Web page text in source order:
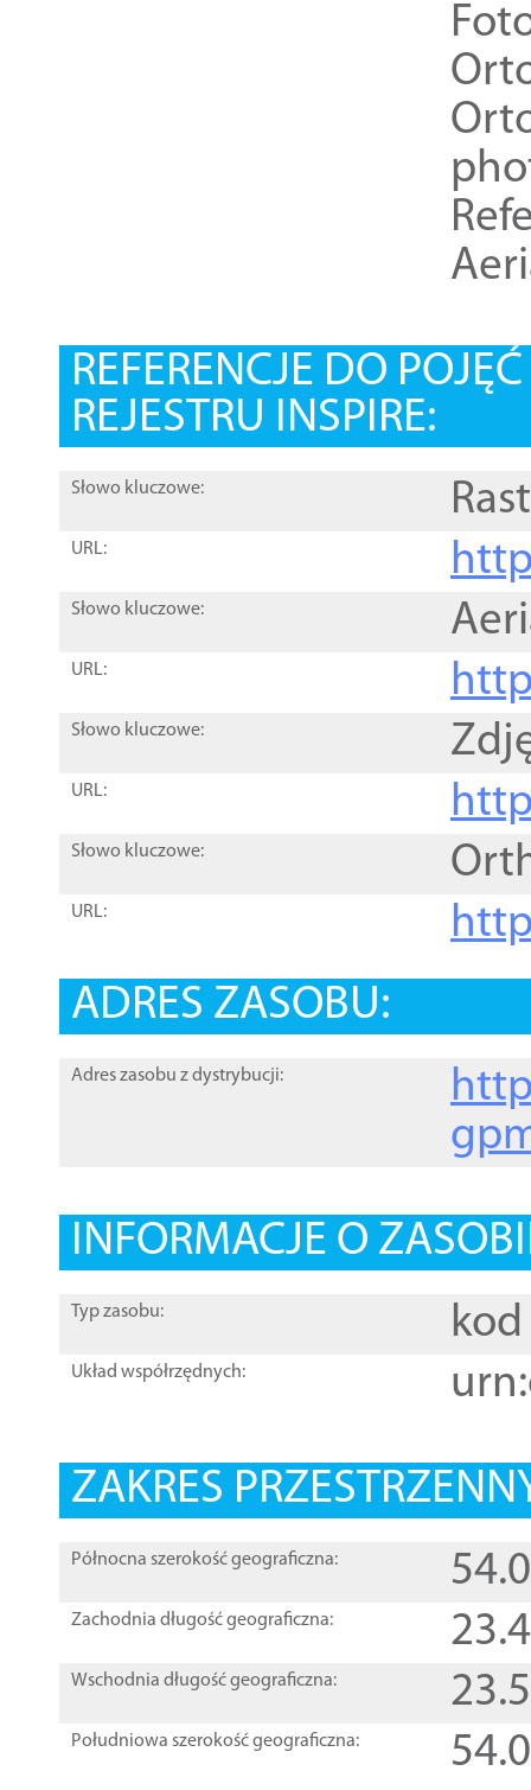
REFERENCJE DO
REJESTRU INSPIRE:
Słowo kluczowe:
URL:
Słowo kluczowe:
URL:
Słowo kluczowe:
URL:
Słowo kluczowe:
URL:
ADRES ZASOBU:
Adres zasobu z dystrybucji:
INFORMACJE O
Typ zasobu: kod
Układ współrzędnych:
ZAKRES
Północna szerokość geograficzna:
Zachodnia długość geograficzna:
Wschodnia długość geograficzna:
Południowa szerokość geograficzna: